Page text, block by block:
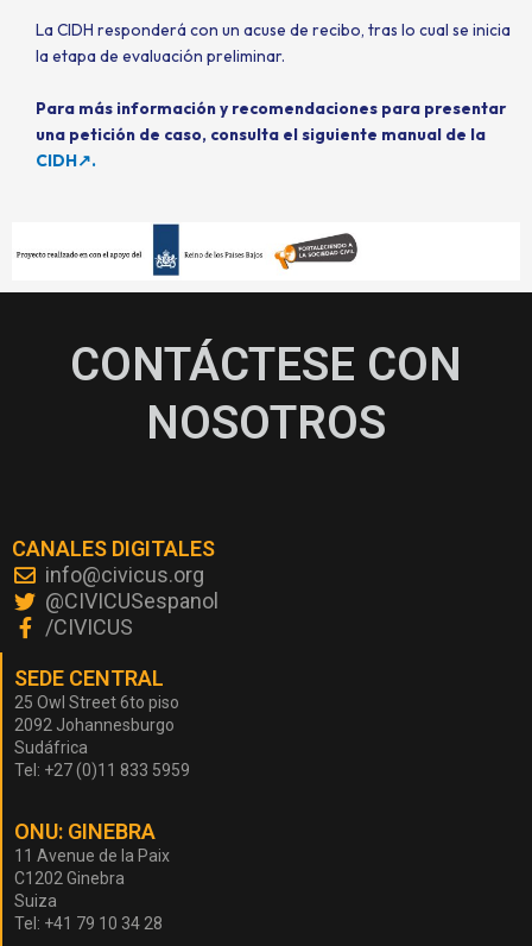
La CIDH responderá con un acuse de recibo, tras lo cual se inicia
la etapa de evaluación preliminar.
Para más información y recomendaciones para presentar
una petición de caso, consulta el siguiente manual de la
CIDH↗.
CONTÁCTESE CON
NOSOTROS
CANALES DIGITALES
info@civicus.org
@CIVICUSespanol
/CIVICUS
SEDE CENTRAL
25 Owl Street 6to piso
2092 Johannesburgo
Sudáfrica
Tel: +27 (0)11 833 5959
ONU: GINEBRA
11 Avenue de la Paix
C1202 Ginebra
Suiza
Tel: +41 79 10 34 28